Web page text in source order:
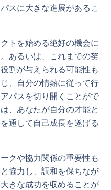
スに大きな進展があるこ
トを始める絶好の機会に
あるいは、これまでの努
割が与えられる可能性も
、自分の情熱に従って行
パスを切り開くことがで
、あなたが自分の才能と
通して自己成長を遂げる
クや協力関係の重要性も
協力し、調和を保ちなが
きな成功を収めることが